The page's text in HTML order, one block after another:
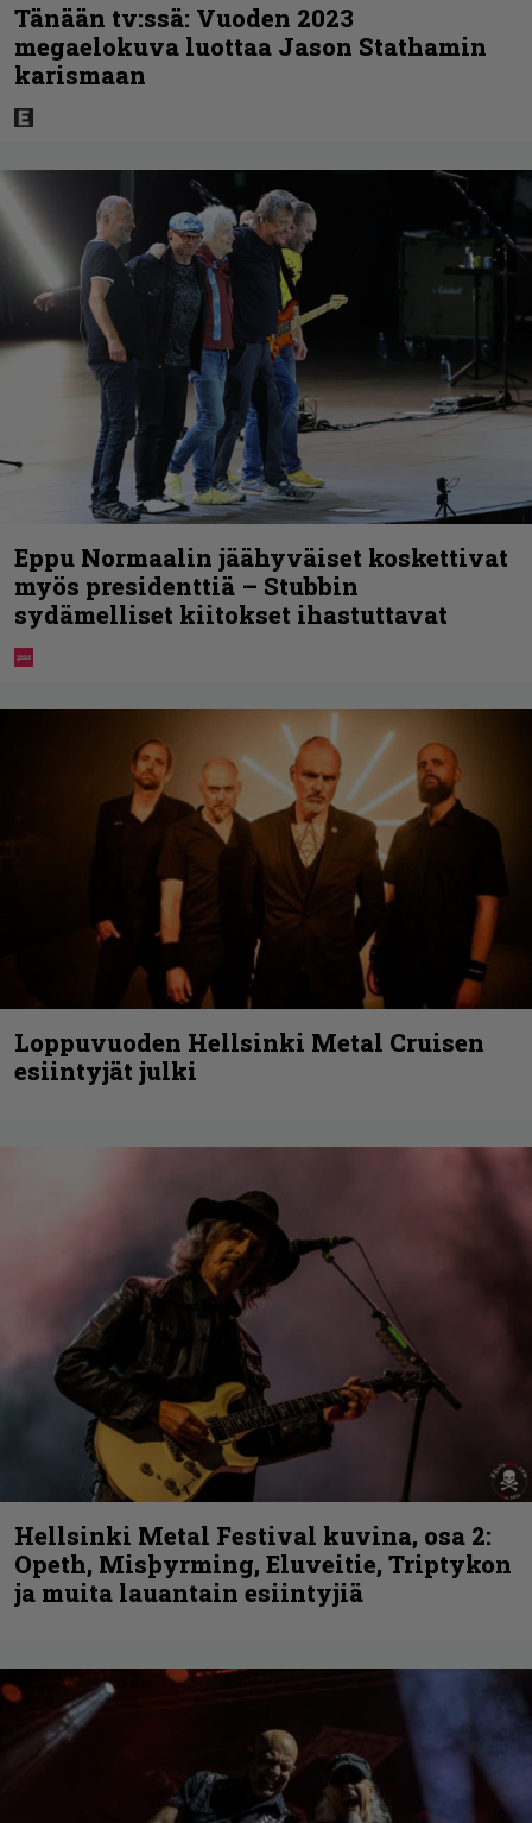
Tänään tv:ssä: Vuoden 2023
megaelokuva luottaa Jason Stathamin
karismaan
Eppu Normaalin jäähyväiset koskettivat
myös presidenttiä – Stubbin
sydämelliset kiitokset ihastuttavat
Loppuvuoden Hellsinki Metal Cruisen
esiintyjät julki
Hellsinki Metal Festival kuvina, osa 2:
Opeth, Misþyrming, Eluveitie, Triptykon
ja muita lauantain esiintyjiä